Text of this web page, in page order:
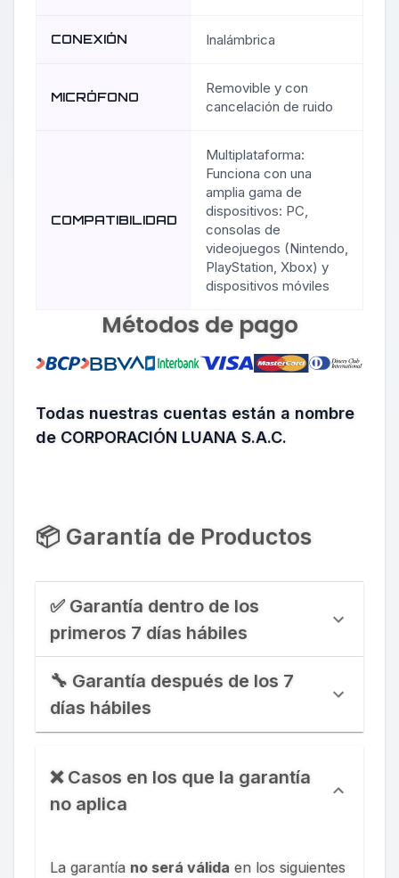
Métodos de pago
Todas nuestras cuentas están a nombre
de CORPORACIÓN LUANA S.A.C.
📦 Garantía de Productos
✅ Garantía dentro de los
primeros 7 días hábiles
🔧 Garantía después de los 7
días hábiles
❌ Casos en los que la garantía
no aplica
La garantía no será válida en los siguientes
CONEXIÓN Inalámbrica
MICRÓFONO
Removible y con
cancelación de ruido
COMPATIBILIDAD
Multiplataforma:
Funciona con una
amplia gama de
dispositivos: PC,
consolas de
videojuegos (Nintendo,
PlayStation, Xbox) y
dispositivos móviles